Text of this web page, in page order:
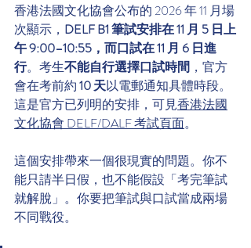
香港法國文化協會公布的 2026 年 11 月場
次顯示， DELF B1 筆試安排在 11 月 5 日上
午 9:00–10:55，而口試在 11 月 6 日進
行。考生不能自行選擇口試時間 ，官方
會在考前約 10 天以電郵通知具體時段。
這是官方已列明的安排，可見香港法國
文化協會 DELF/DALF 考試頁面。
這個安排帶來一個很現實的問題。你不
能只請半日假，也不能假設「考完筆試
就解脫」。你要把筆試與口試當成兩場
不同戰役。